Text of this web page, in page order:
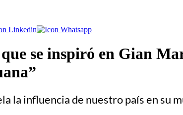
se inspiró en Gian
la influencia de nuestro país en su